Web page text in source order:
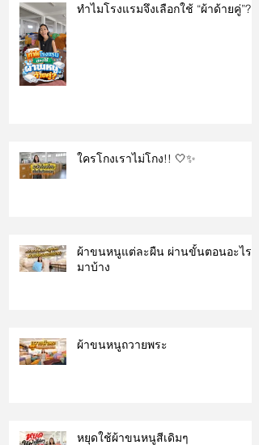
ทำไมโรงแรมจึงเลือกใช้ “ผ้าด้ายคู่”?
ใครโกงเราไม่โกง!! 🤍✨
ผ้าขนหนูแต่ละผืน ผ่านขั้นตอนอะไร
มาบ้าง
ผ้าขนหนูถวายพระ
หยุดใช้ผ้าขนหนูสีเดิมๆ